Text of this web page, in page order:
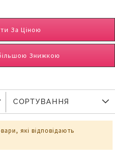
За Ціною
Знижкою
які відповідають
СОРТУВАННЯ